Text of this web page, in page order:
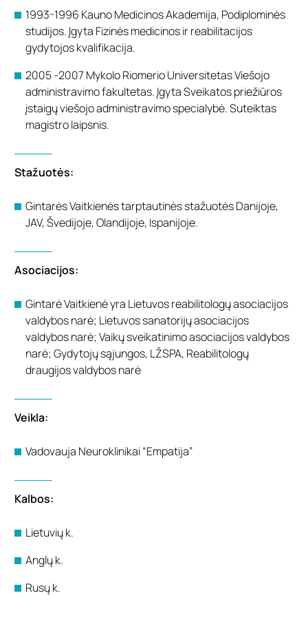
1993-1996 Kauno Medicinos Akademija, Podiplominės
studijos. Įgyta Fizinės medicinos ir reabilitacijos
gydytojos kvalifikacija.
2005 -2007 Mykolo Riomerio Universitetas Viešojo
administravimo fakultetas. Įgyta Sveikatos priežiūros
įstaigų viešojo administravimo specialybė. Suteiktas
magistro laipsnis.
Stažuotės:
Gintarės Vaitkienės tarptautinės stažuotės Danijoje,
JAV, Švedijoje, Olandijoje, Ispanijoje.
Asociacijos:
Gintarė Vaitkienė yra Lietuvos reabilitologų asociacijos
valdybos narė; Lietuvos sanatorijų asociacijos
valdybos narė; Vaikų sveikatinimo asociacijos valdybos
narė; Gydytojų sąjungos, LŽSPA, Reabilitologų
draugijos valdybos narė
Veikla:
Vadovauja Neuroklinikai“Empatija”
Kalbos:
Lietuvių k.
Anglų k.
Rusų k.